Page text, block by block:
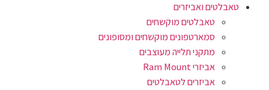
טאבלטים ואביזרים
טאבלטים מוקשחים
סמארטפונים מוקשחים ומסופונים
מתקני תלייה מעוצבים
אביזרי Ram Mount
אביזרים לטאבלטים